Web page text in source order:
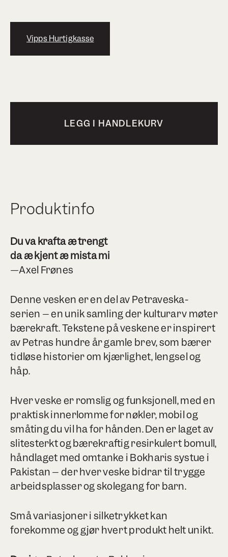
LEGG I HANDLEKURV
Vipps Hurtigkasse
Produktinfo
Du va krafta æ trengt
da æ kjent æ mista mi
—Axel Frønes
Denne vesken er en del av Petraveska-
serien – en unik samling der kulturarv møter
bærekraft. Tekstene på veskene er inspirert
av Petras hundre år gamle brev, som bærer
tidløse historier om kjærlighet, lengsel og
håp.
Hver veske er romslig og funksjonell, med en
praktisk innerlomme for nøkler, mobil og
småting du vil ha for hånden. Den er laget av
slitesterkt og bærekraftig resirkulert bomull,
håndlaget med omtanke i Bokharis systue i
Pakistan – der hver veske bidrar til trygge
arbeidsplasser og skolegang for barn.
Små variasjoner i silketrykket kan
forekomme og gjør hvert produkt helt unikt.